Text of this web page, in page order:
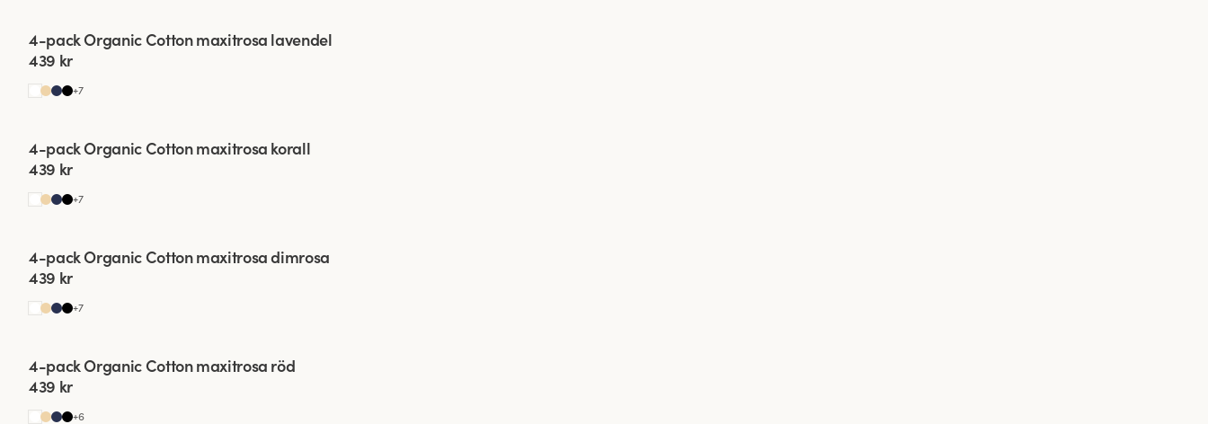
Viewing image 1 of 2
4-pack Organic Cotton maxitrosa lavendel
439 kr
+7
Viewing image 1 of 2
4-pack Organic Cotton maxitrosa korall
439 kr
+7
Viewing image 1 of 2
4-pack Organic Cotton maxitrosa dimrosa
439 kr
+7
Viewing image 1 of 2
4-pack Organic Cotton maxitrosa röd
439 kr
+6